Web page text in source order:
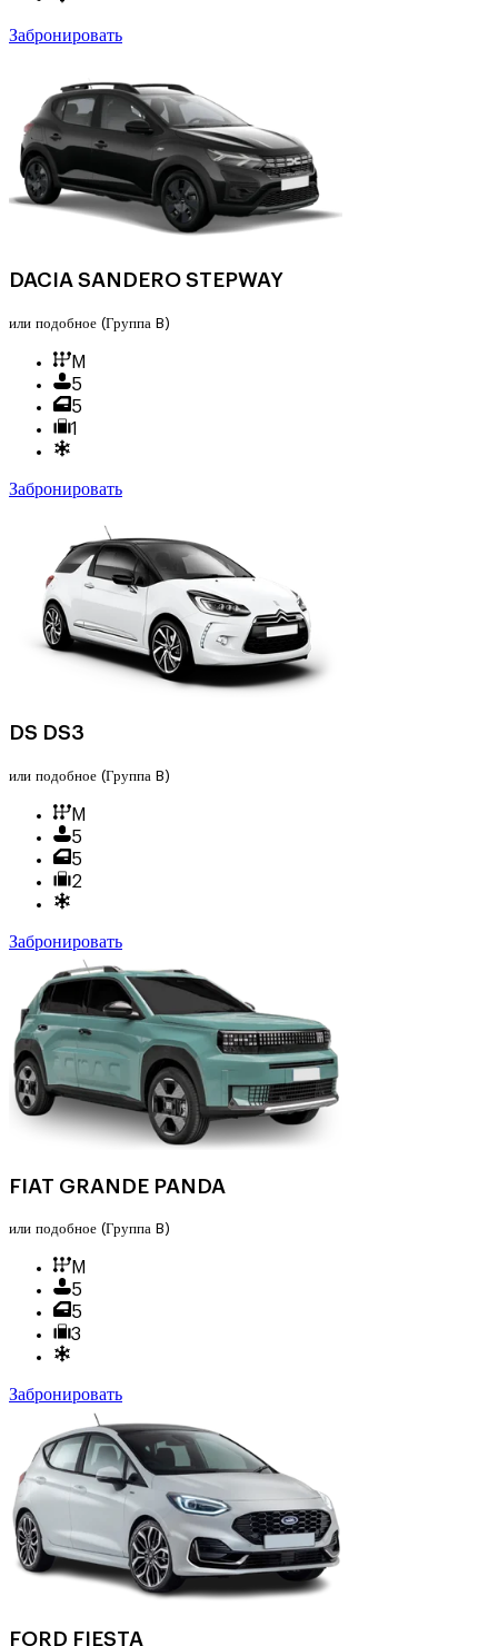
Забронировать
DACIA SANDERO STEPWAY
или подобное (Группа B)
M
5
5
1
Забронировать
DS DS3
или подобное (Группа B)
M
5
5
2
Забронировать
FIAT GRANDE PANDA
или подобное (Группа B)
M
5
5
3
Забронировать
FORD FIESTA